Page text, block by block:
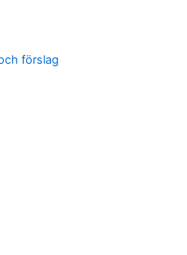
förslag